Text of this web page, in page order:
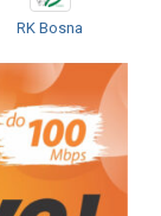
RK Bosna